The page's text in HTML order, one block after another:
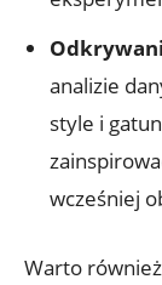
analizie
style i
wcześniej
Warto